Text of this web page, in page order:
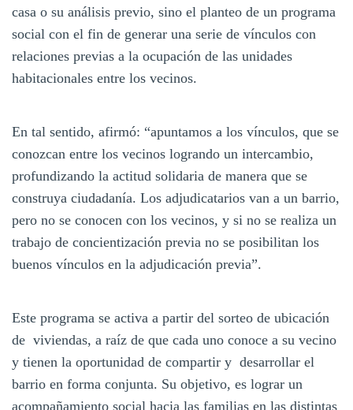
casa o su análisis previo, sino el planteo de un programa
social con el fin de generar una serie de vínculos con
relaciones previas a la ocupación de las unidades
habitacionales entre los vecinos.
En tal sentido, afirmó: “apuntamos a los vínculos, que se
conozcan entre los vecinos logrando un intercambio,
profundizando la actitud solidaria de manera que se
construya ciudadanía. Los adjudicatarios van a un barrio,
pero no se conocen con los vecinos, y si no se realiza un
trabajo de concientización previa no se posibilitan los
buenos vínculos en la adjudicación previa”.
Este programa se activa a partir del sorteo de ubicación
de viviendas, a raíz de que cada uno conoce a su vecino
y tienen la oportunidad de compartir y desarrollar el
barrio en forma conjunta. Su objetivo, es lograr un
acompañamiento social hacia las familias en las distintas